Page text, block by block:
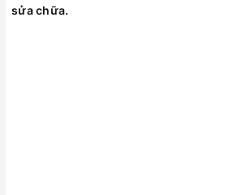
sửa chữa.